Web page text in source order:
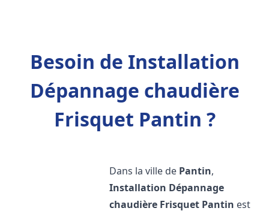
Besoin de Installation
Dépannage chaudière
Frisquet Pantin ?
Dans la ville de Pantin,
Installation Dépannage
chaudière Frisquet Pantin est